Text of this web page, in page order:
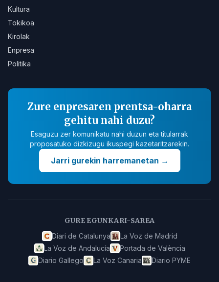
Kultura
Tokikoa
Kirolak
Enpresa
Politika
Zure enpresaren prentsa-oharra
gehitu nahi duzu?
Esaguzu zer komunikatu nahi duzun eta titularrak
proposatuko dizkizugu ikuspegi kazetaritzarekin.
Jarri gurekin harremanetan →
GURE EGUNKARI-SAREA
Diari de Catalunya
La Voz de Madrid
La Voz de Andalucía
Portada de València
Diario Gallego
La Voz Canaria Diario PYME